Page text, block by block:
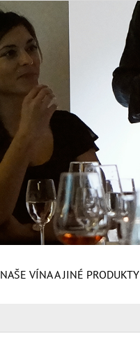
NAŠE VÍNA A JINÉ PRODUKTY